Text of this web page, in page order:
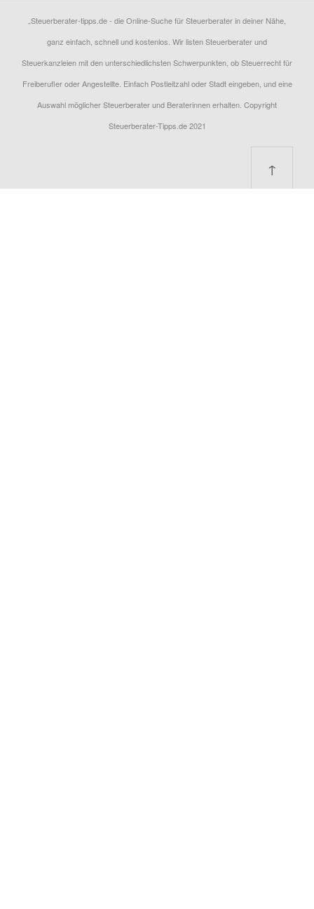
„Steuerberater-tipps.de - die Online-Suche für Steuerberater in deiner Nähe,
ganz einfach, schnell und kostenlos. Wir listen Steuerberater und
Steuerkanzleien mit den unterschiedlichsten Schwerpunkten, ob Steuerrecht für
Freiberufler oder Angestellte. Einfach Postleitzahl oder Stadt eingeben, und eine
Auswahl möglicher Steuerberater und Beraterinnen erhalten. Copyright
Steuerberater-Tipps.de 2021
↑